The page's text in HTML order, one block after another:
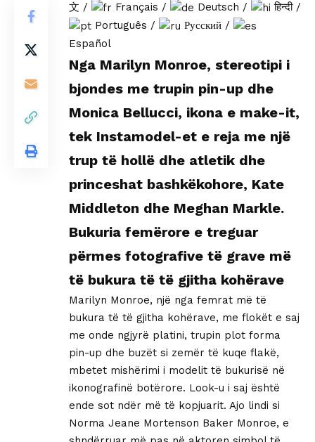
文 / Français / Deutsch / हिन्दी/
Português / Русский /
Español
Nga Marilyn Monroe, stereotipi i
bjondes me trupin pin-up dhe
Monica Bellucci, ikona e make-it,
tek Instamodel-et e reja me një
trup të hollë dhe atletik dhe
princeshat bashkëkohore, Kate
Middleton dhe Meghan Markle.
Bukuria femërore e treguar
përmes fotografive të grave më
të bukura të të gjitha kohërave
Marilyn Monroe, një nga femrat më të
bukura të të gjitha kohërave, me flokët e saj
me onde ngjyrë platini, trupin plot forma
pin-up dhe buzët si zemër të kuqe flakë,
mbetet mishërimi i modelit të bukurisë në
ikonografinë botërore. Look-u i saj është
ende sot ndër më të kopjuarit. Ajo lindi si
Norma Jeane Mortenson Baker Monroe, e